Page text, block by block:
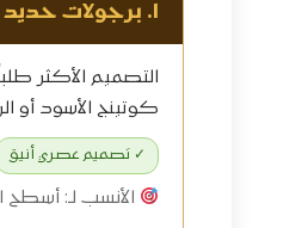
١. برجولات حديد مودرن
التصميم الأكثر
كوتينج الأسود أو
✓ تصميم عصري أنيق
الأنسب لـ: أسطح